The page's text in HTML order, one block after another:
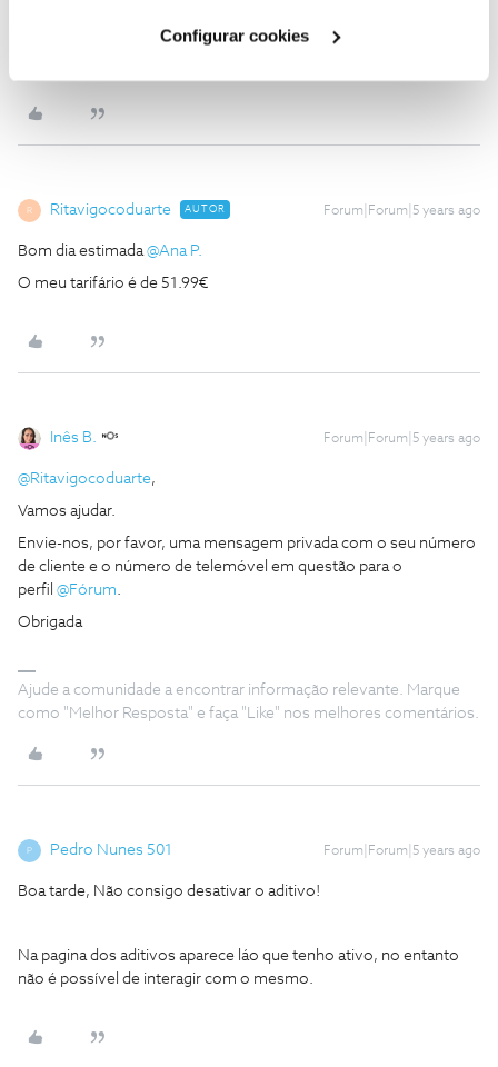
Configurar cookies
Ajude a comunidade a encontrar informação relevante. Marque
R Ritavigocoduarte AUTOR Forum|Forum|5 years ago
Bom dia estimada@Ana P.
O meu tarifário é de 51.99€
Inês B. Forum|Forum|5 years ago
@Ritavigocoduarte,
Vamos ajudar.
Envie-nos, por favor, uma mensagem privada com o seu número
de cliente e o número de telemóvel em questão para o
perfil @Fórum.
Obrigada
Ajude a comunidade a encontrar informação relevante. Marque
como "Melhor Resposta" e faça "Like" nos melhores comentários.
P Pedro Nunes 501 Forum|Forum|5 years ago
Boa tarde, Não consigo desativar o aditivo!
Na pagina dos aditivos aparece láo que tenho ativo, no entanto
não é possível de interagir com o mesmo.